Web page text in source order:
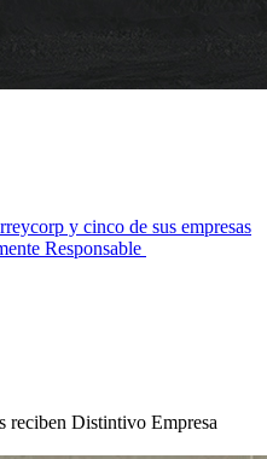
y cinco de sus empresas
Responsable
reciben Distintivo Empresa